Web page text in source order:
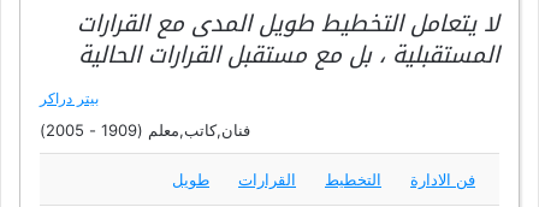
لا يتعامل التخطيط طويل المدى مع القرارات
المستقبلية ، بل مع مستقبل القرارات الحالية
بيتر دراكر
فنان,كاتب,معلم (1909 - 2005)
فن الادارة التخطيط القرارات طويل